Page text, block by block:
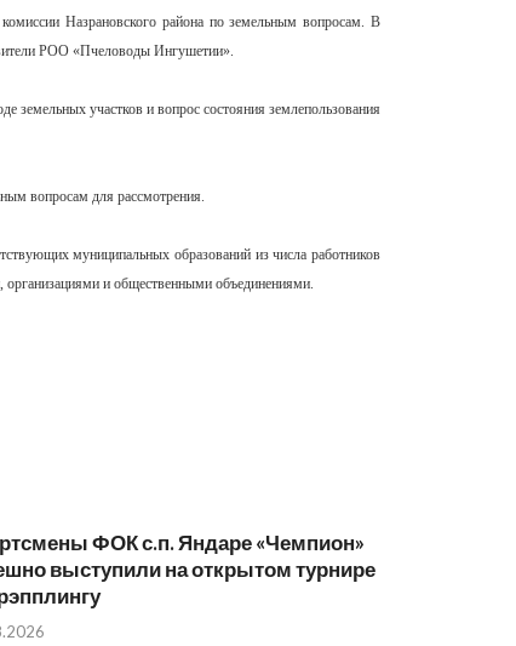
Назрановского района по земельным вопросам. В
РОО «Пчеловоды Ингушетии».
земельных участков и вопрос состояния землепользования
вопросам для рассмотрения.
муниципальных образований из числа работников
организациями и общественными объединениями.
ФОК с.п. Яндаре «Чемпион»
выступили на открытом турнире